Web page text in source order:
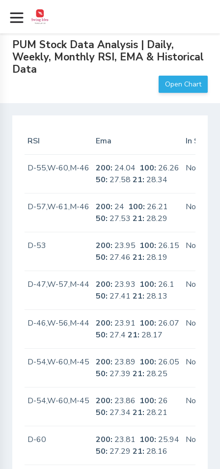
PUM Stock Data Analysis | Daily,
Weekly, Monthly RSI, EMA & Historical
Data
Open Chart
RSI Ema In
D-55,W-60,M-46 200: 24.04 100: 26.26
50: 27.5821: 28.34
No
D-57,W-61,M-46 200: 24 100: 26.21
50: 27.5321: 28.29
No
D-53 200: 23.95 100: 26.15
50: 27.4621: 28.19
No
D-47,W-57,M-44 200: 23.93 100: 26.1
50: 27.4121: 28.13
No
D-46,W-56,M-44 200: 23.91 100: 26.07
50: 27.421: 28.17
No
D-54,W-60,M-45 200: 23.89 100: 26.05
50: 27.3921: 28.25
No
D-54,W-60,M-45 200: 23.86 100: 26
50: 27.3421: 28.21
No
D-60 200: 23.81 100: 25.94
50: 27.2921: 28.16
No